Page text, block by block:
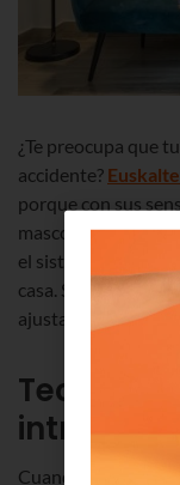
¿Te preocupa que
accidente?
porque con sus
mascotas, lo que
el sistema
casa. Solo
ajustarán el equipo
intrusos
Cuando se instala